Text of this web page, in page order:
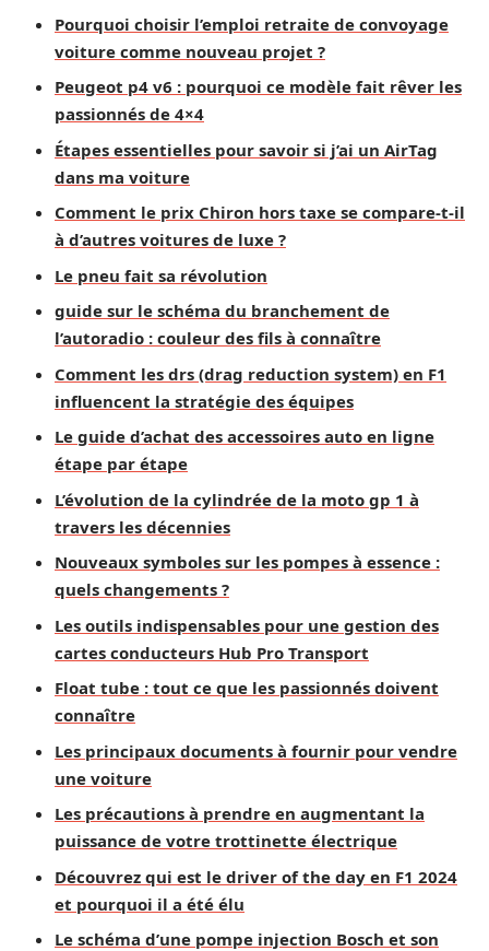
Pourquoi choisir l’emploi retraite de convoyage
voiture comme nouveau projet ?
Peugeot p4 v6 : pourquoi ce modèle fait rêver les
passionnés de 4×4
Étapes essentielles pour savoir si j’ai un AirTag
dans ma voiture
Comment le prix Chiron hors taxe se compare-t-il
à d’autres voitures de luxe ?
Le pneu fait sa révolution
guide sur le schéma du branchement de
l’autoradio : couleur des fils à connaître
Comment les drs (drag reduction system) en F1
influencent la stratégie des équipes
Le guide d’achat des accessoires auto en ligne
étape par étape
L’évolution de la cylindrée de la moto gp 1 à
travers les décennies
Nouveaux symboles sur les pompes à essence :
quels changements ?
Les outils indispensables pour une gestion des
cartes conducteurs Hub Pro Transport
Float tube : tout ce que les passionnés doivent
connaître
Les principaux documents à fournir pour vendre
une voiture
Les précautions à prendre en augmentant la
puissance de votre trottinette électrique
Découvrez qui est le driver of the day en F1 2024
et pourquoi il a été élu
Le schéma d’une pompe injection Bosch et son